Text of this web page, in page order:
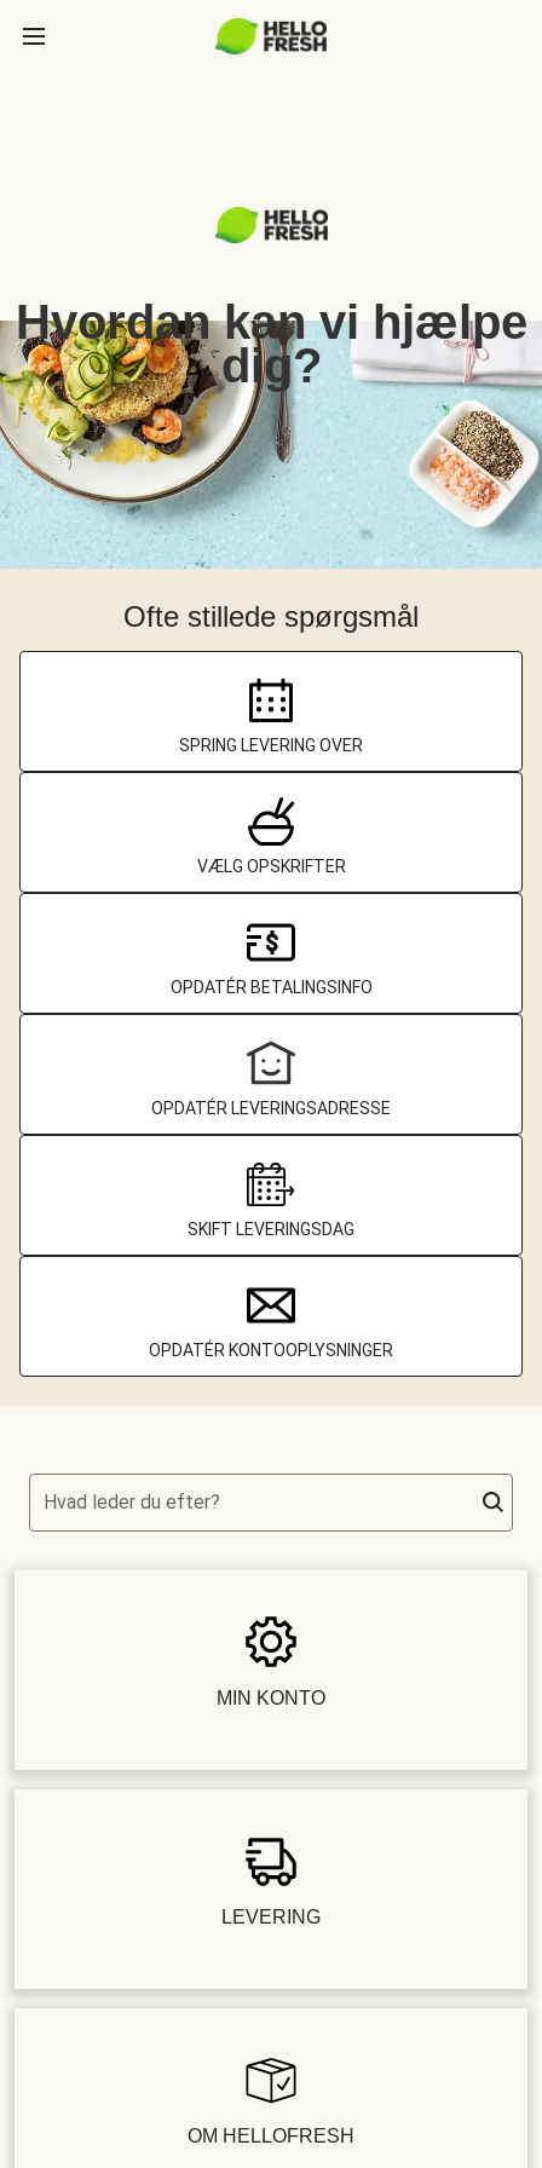
Hvordan kan vi hjælpe
dig?
Ofte stillede spørgsmål
SPRING LEVERING OVER
VÆLG OPSKRIFTER
OPDATÉR BETALINGSINFO
OPDATÉR LEVERINGSADRESSE
SKIFT LEVERINGSDAG
OPDATÉR KONTOOPLYSNINGER
Hvad leder du efter?
MIN KONTO
LEVERING
OM HELLOFRESH